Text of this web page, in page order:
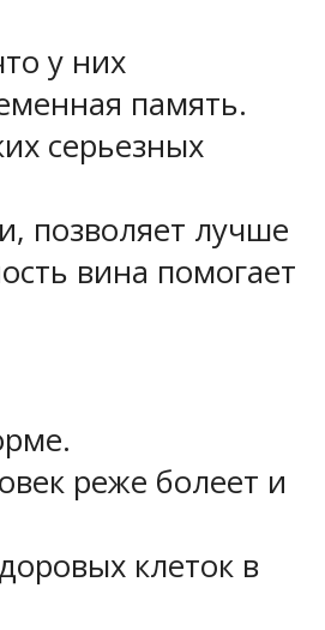
у них
память.
серьезных
позволяет лучше
вина помогает
реже болеет и
клеток в